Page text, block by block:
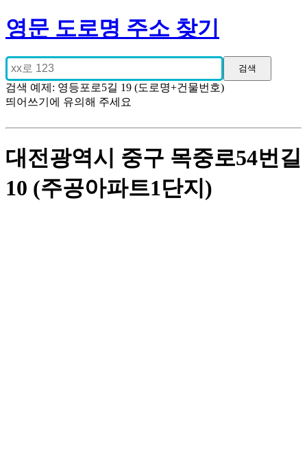
영문 도로명 주소 찾기
검색 예제: 영등포로5길 19 (도로명+건물번호)
띄어쓰기에 유의해 주세요
대전광역시 중구 목중로54번길
10 (주공아파트1단지)